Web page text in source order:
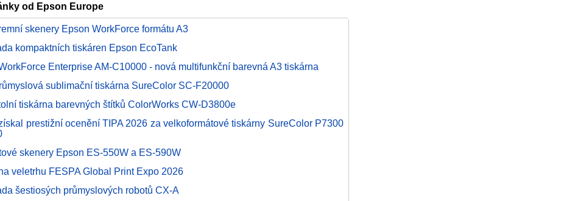
od Epson Europe
skenery Epson WorkForce formátu A3
kompaktních tiskáren Epson EcoTank
Enterprise AM-C10000 - nová multifunkční barevná A3 tiskárna
sublimační tiskárna SureColor SC-F20000
tiskárna barevných štítků ColorWorks CW-D3800e
prestižní ocenění TIPA 2026 za velkoformátové tiskárny SureColor P7300
skenery Epson ES-550W a ES-590W
veletrhu FESPA Global Print Expo 2026
šestiosých průmyslových robotů CX-A